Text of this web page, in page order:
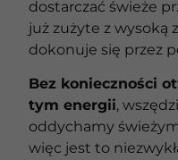
dostarczać świeże
już zużyte z wysoką
dokonuje się przez
Bez konieczności
tym energii,
oddychamy
więc jest to